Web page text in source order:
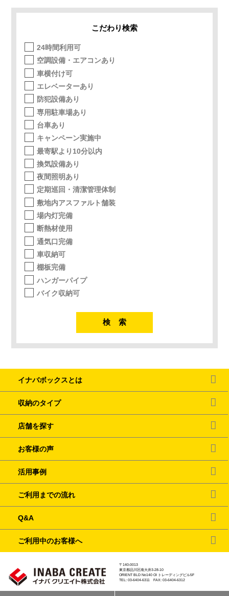
こだわり検索
24時間利用可
空調設備・エアコンあり
車横付け可
エレベーターあり
防犯設備あり
専用駐車場あり
台車あり
キャンペーン実施中
最寄駅より10分以内
換気設備あり
夜間照明あり
定期巡回・清潔管理体制
敷地内アスファルト舗装
場内灯完備
断熱材使用
通気口完備
車収納可
棚板完備
ハンガーパイプ
バイク収納可
イナバボックスとは
収納のタイプ
店舗を探す
お客様の声
活用事例
ご利用までの流れ
Q&A
ご利用中のお客様へ
〒140-0013
東京都品川区南大井3-28-10
ORIENT BLD No140 OI トレーディングビル5F
TEL: 03-6404-6311 FAX: 03-6404-6312